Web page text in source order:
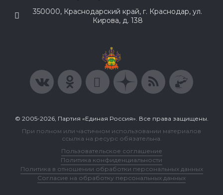
350000, Краснодарский край, г. Краснодар, ул.
Кирова, д. 138
© 2005-2026, Партия «Единая Россия». Все права защищены.
При полном или частичном использовании материалов
ссылка на ресурс обязательна.
Пользовательское соглашение
Политика конфиденциальности
Политика в отношении обработки персональных данных
Согласие на обработку персональных данных